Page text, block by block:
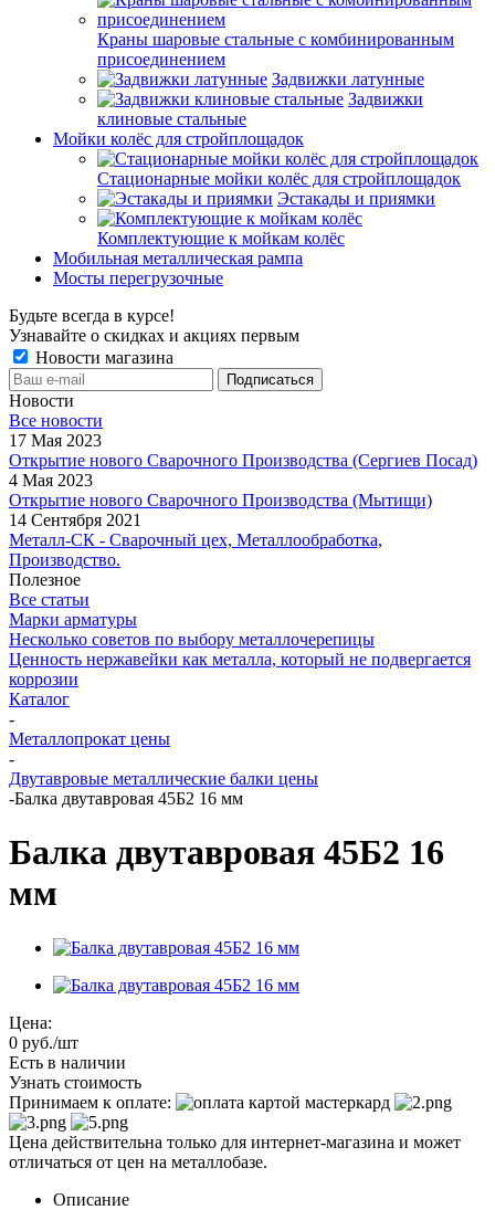
Краны шаровые стальные с комбинированным
присоединением
Задвижки латунные
Задвижки
клиновые стальные
Мойки колёс для стройплощадок
Стационарные мойки колёс для стройплощадок
Эстакады и приямки
Комплектующие к мойкам колёс
Мобильная металлическая рампа
Мосты перегрузочные
Будьте всегда в курсе!
Узнавайте о скидках и акциях первым
Новости магазина
Новости
Все новости
17 Мая 2023
Открытие нового Сварочного Производства (Сергиев Посад)
4 Мая 2023
Открытие нового Сварочного Производства (Мытищи)
14 Сентября 2021
Металл-СК - Сварочный цех, Металлообработка,
Производство.
Полезное
Все статьи
Марки арматуры
Несколько советов по выбору металлочерепицы
Ценность нержавейки как металла, который не подвергается
коррозии
Каталог
-
Металлопрокат цены
-
Двутавровые металлические балки цены
-Балка двутавровая 45Б2 16 мм
Балка двутавровая 45Б2 16
мм
Цена:
0 руб./шт
Есть в наличии
Узнать стоимость
Принимаем к оплате:
Цена действительна только для интернет-магазина и может
отличаться от цен на металлобазе.
Описание